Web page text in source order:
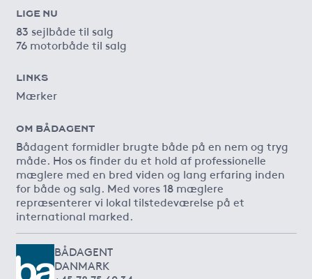
LIGE NU
83 sejlbåde til salg
76 motorbåde til salg
LINKS
Mærker
OM BÅDAGENT
Bådagent formidler brugte både på en nem og tryg
måde. Hos os finder du et hold af professionelle
mæglere med en bred viden og lang erfaring inden
for både og salg. Med vores 18 mæglere
repræsenterer vi lokal tilstedeværelse på et
international marked.
BÅDAGENT
DANMARK